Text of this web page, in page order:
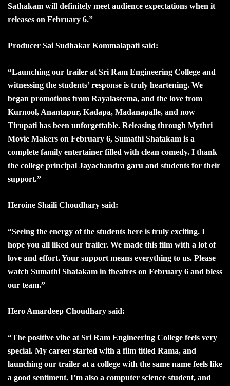
Sathakam will definitely meet audience expectations when it
releases on February 6.”
Producer Sai Sudhakar Kommalapati said:
“Launching our trailer at Sri Ram Engineering College and
witnessing the students’ response is truly heartening. We
began promotions from Rayalaseema, and the love from
Kurnool, Anantapur, Kadapa, Madanapalle, and now
Tirupati has been unforgettable. Releasing through Mythri
Movie Makers on February 6, Sumathi Shatakam is a
complete family entertainer filled with clean comedy. I thank
the college principal Jayachandra garu and students for their
support.”
Heroine Shaili Choudhary said:
“Seeing the energy of the students here is truly exciting. I
hope you all liked our trailer. We made this film with a lot of
love and effort. Your support means everything to us. Please
watch Sumathi Shatakam in theatres on February 6 and bless
our team.”
Hero Amardeep Choudhary said:
“The positive vibe at Sri Ram Engineering College feels very
special. My career started with a film titled Rama, and
launching our trailer at a college with the same name feels like
a good sentiment. I’m also a computer science student, and